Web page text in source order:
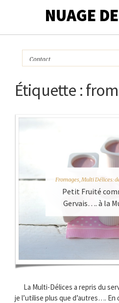
NUAGE
Étiquette :
Fromages, Multi Délices:
Petit Fruité
Gervais…. à la
La Multi-Délices a repris du
je l’utilise plus que d’autres….